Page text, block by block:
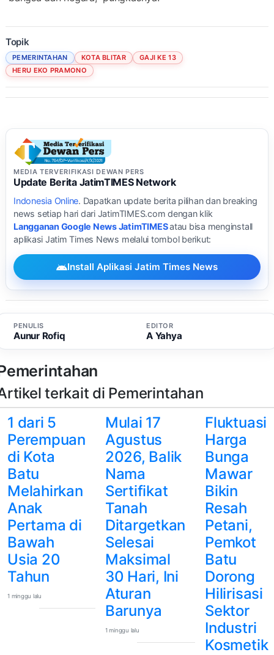
Topik
PEMERINTAHAN KOTA BLITAR
GAJI KE 13
HERU EKO PRAMONO
MEDIA TERVERIFIKASI DEWAN PERS
Update Berita JatimTIMES Network
Indonesia Online. Dapatkan update berita pilihan dan breaking
news setiap hari dari JatimTIMES.com dengan klik
Langganan Google News JatimTIMESatau bisa menginstall
aplikasi Jatim Times News melalui tombol berikut:
Install Aplikasi Jatim Times News
PENULIS
Aunur Rofiq
EDITOR
A Yahya
terkait di Pemerintahan
1 dari 5
Perempuan
di Kota
Batu
Melahirkan
Anak
Pertama di
Bawah
Usia 20
Tahun
1 minggu lalu
Mulai 17
Agustus
2026, Balik
Nama
Sertifikat
Tanah
Ditargetkan
Selesai
Maksimal
30 Hari, Ini
Aturan
Barunya
1 minggu lalu
Fluktuasi
Harga
Bunga
Mawar
Bikin
Resah
Petani,
Pemkot
Batu
Dorong
Hilirisasi
Sektor
Industri
Kosmetik